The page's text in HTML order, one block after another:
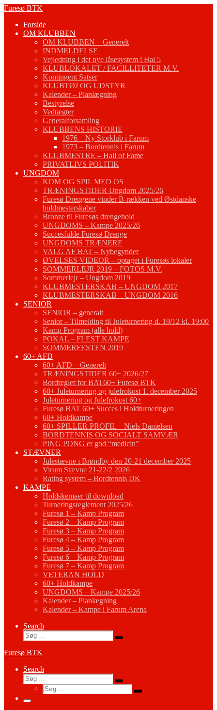
Fortsæt
indhold
Furesø BTK
Forside
OM KLUBBEN
OM KLUBBEN – Generelt
INDMELDELSE
Vejledning i det nye låsesystem i Hal 5
KLUBLOKALET / FACILLITETER M.V.
Kontingent Satser
KLUBTØJ OG UDSTYR
Kalender – Planlægning
Bestyrelse
Vedtægter
Generalforsamling
KLUBBENS HISTORIE
1976 – Ny Storklub i Farum
1973 – Bordtennis i Farum
KLUBMESTRE – Hall of Fame
PRIVATLIVS POLITIK
UNGDOM
KOM OG SPIL MED OS
TRÆNINGSTIDER Ungdom 2025/26
Furesø Drengene vinder B-rækken ved Østdanske
holdmesterskaber
Bronze til Furesøs drengehold
UNGDOMS – Kampe 2025/26
Succesfulde Furesø Drenge
UNGDOMS TRÆNERE
VALG AF BAT – Nybegynder
ØVELSES VIDEOR – optaget i Furesøs lokaler
SOMMERLEJR 2019 – FOTOS M.V.
Sommerlejr – Ungdom 2019
KLUBMESTERSKAB – UNGDOM 2017
KLUBMESTERSKAB – UNGDOM 2016
SENIOR
SENIOR – generalt
Senior – Tilmelding til Juleturnering d. 19/12 kl. 19:00
Kamp Program (alle hold)
POKAL – FLEST KAMPE
SOMMERFESTEN 2019
60+ AFD
60+ AFD – Generelt
TRÆNINGSTIDER 60+ 2026/27
Bordregler for BAT60+ Furesø BTK
60+ Juleturnering og julefrokost 1. december 2025
Juleturnering og Julefrokost 60+
Furesø BAT 60+ Succes i Holdturneringen
60+ Holdkampe
60+ SPILLER PROFIL – Niels Danielsen
BORDTENNIS OG SOCIALT SAMVÆR
PING PONG er god “medicin”
STÆVNER
Julestævne i Brøndby den 20-21 december 2025
Virum Stævne 21-22/2 2026
Rating system – Bordtennis DK
KAMPE
Holdskemaer til download
Turneringsreglement 2025/26
Furesø 1 – Kamp Program
Furesø 2 – Kamp Program
Furesø 3 – Kamp Program
Furesø 4 – Kamp Program
Furesø 5 – Kamp Program
Furesø 6 – Kamp Program
Furesø 7 – Kamp Program
VETERAN HOLD
60+ Holdkampe
UNGDOMS – Kampe 2025/26
Kalender – Planlægning
Kalender – Kampe i Farum Arena
Search
Søg
Søg
Furesø BTK
Search
Søg
Søg
Søg
Søg
Menu